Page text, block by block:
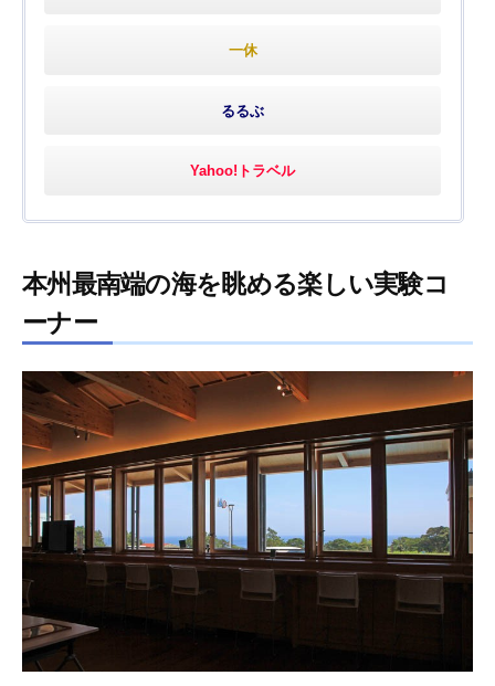
一休
るるぶ
Yahoo!トラベル
本州最南端の海を眺める楽しい実験コ
ーナー